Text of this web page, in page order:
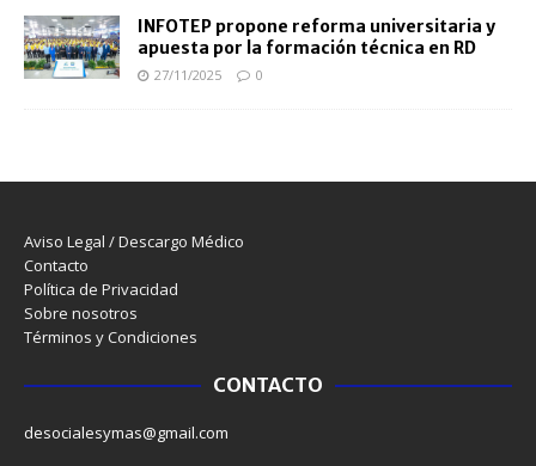
INFOTEP propone reforma universitaria y
apuesta por la formación técnica en RD
27/11/2025 0
Aviso Legal / Descargo Médico
Contacto
Política de Privacidad
Sobre nosotros
Términos y Condiciones
CONTACTO
desocialesymas@gmail.com